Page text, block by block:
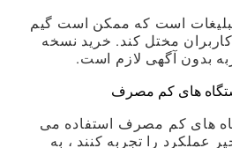
است که ممکن است گیم
مختل کند. خرید نسخه
بدون آگهی لازم است.
های کم مصرف
های کم مصرف استفاده می
عملکرد را تجربه کنند ، به